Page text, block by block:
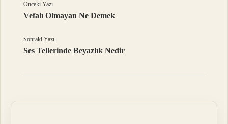
Önceki Yazı
Vefalı Olmayan Ne Demek
Sonraki Yazı
Ses Tellerinde Beyazlık Nedir